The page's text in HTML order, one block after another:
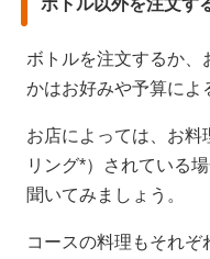
ボトルを注文するか、
かはお好みや予算によ
お店によっては、お料
リング*）されている
聞いてみましょう。
コースの料理もそれ